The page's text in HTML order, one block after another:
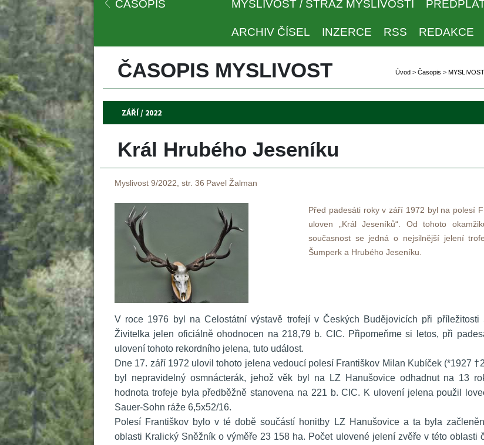
ČASOPIS MYSLIVOST / STRÁŽ MYSLIVOSTI
ARCHIV ČÍSEL INZERCE RSS REDAKCE
ČASOPIS MYSLIVOST Úvod > Časopi >
ZÁŘÍ / 2022
Král Hrubého Jeseníku
Myslivost 9/2022, str. 36 Pavel Žalman
Před padesáti roky v září 1972 byl na polesí
uloven „Král Jeseníků“. Od tohoto
oučasnost se jedná o nejsilnější jelení
Šumperk a Hrubého Jeseníku.
V roce 1976 byl na Celostátní výstavě trofejí v Českých Budějovicích při příležitosti
Živitelka jelen oficiálně ohodnocen na 218,79 b. CIC. Připomeňme si letos, při
ulovení tohoto rekordního jelena, tuto událost.
Dne 17. září 1972 ulovil tohoto jelena vedoucí polesí Františkov Milan Kubíček (*1927
byl nepravidelný osmnácterák, jehož věk byl na LZ Hanušovice odhadnut na 13
hodnota trofeje byla předběžně stanovena na 221 b. CIC. K ulovení jelena použil
Sauer-Sohn ráže 6,5x52/16.
Polesí Františkov bylo v té době součástí honitby LZ Hanušovice a ta byla
oblasti Kralický Sněžník o výměře 23 158 ha. Počet ulovené jelení zvěře v této oblasti